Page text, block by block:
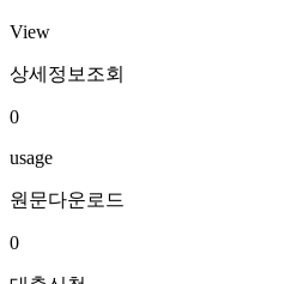
View
상세정보조회
0
usage
원문다운로드
0